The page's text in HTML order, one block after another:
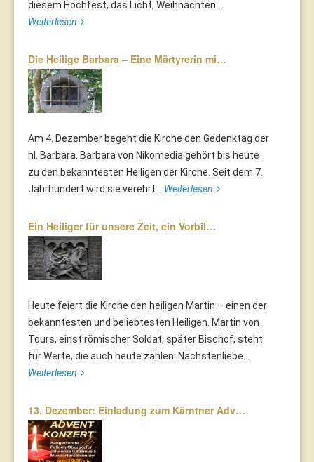
diesem Hochfest, das Licht, Weihnachten...
Weiterlesen
Die Heilige Barbara – Eine Märtyrerin mi…
Am 4. Dezember begeht die Kirche den Gedenktag der
hl. Barbara. Barbara von Nikomedia gehört bis heute
zu den bekanntesten Heiligen der Kirche. Seit dem 7.
Jahrhundert wird sie verehrt... Weiterlesen
Ein Heiliger für unsere Zeit, ein Vorbil…
Heute feiert die Kirche den heiligen Martin – einen der
bekanntesten und beliebtesten Heiligen. Martin von
Tours, einst römischer Soldat, später Bischof, steht
für Werte, die auch heute zählen: Nächstenliebe...
Weiterlesen
13. Dezember: Einladung zum Kärntner Adv…